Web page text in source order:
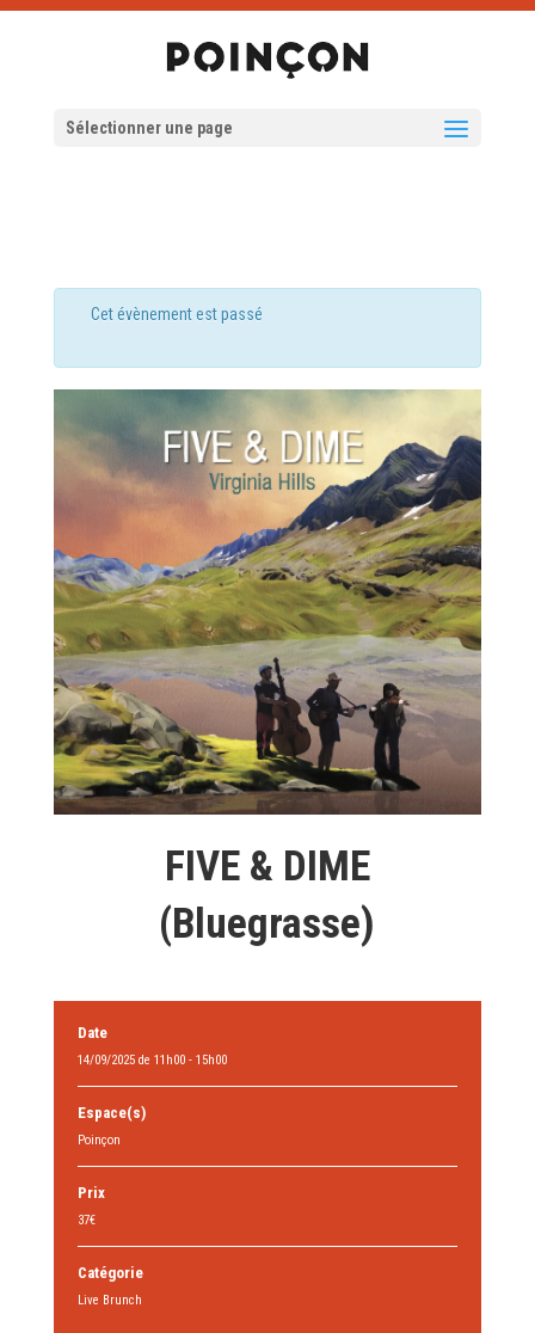
Sélectionner une page
Cet évènement est passé
FIVE & DIME
(Bluegrasse)
Date
14/09/2025 de 11h00 - 15h00
Espace(s)
Poinçon
Prix
37€
Catégorie
Live Brunch